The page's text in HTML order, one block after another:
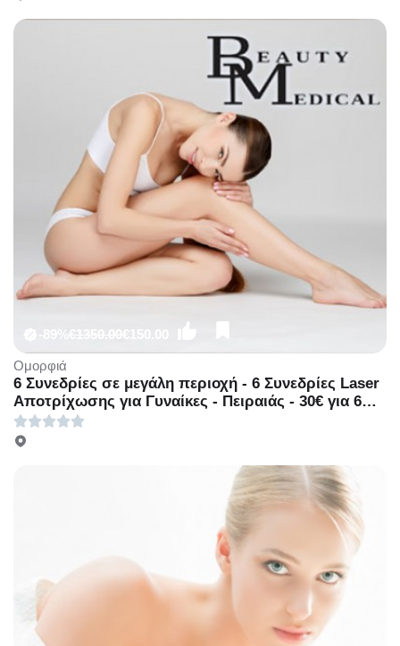
ιατρικής & αισθητικής «BM Medical Beauty» στο
€1350.00
Ομορφιά
6 Συνεδρίες σε μεγάλη περιοχή - 6 Συνεδρίες Laser
Αποτρίχωσης για Γυναίκες - Πειραιάς - 30€ για 6
συνεδρίες Laser Aποτρίχωσης σε μικρή περιοχή ή
70€ για 6 συνεδρίες Aποτρίχωσης σε μεσαία
μεγάλη περιοχή ή 390€ για 6 συνεδρίες
Aποτρίχωσης σε Full body (Έκπτωση 89%) με
laser τελευταίας τεχνολογίας για οριστική
απαλλαγή από την ανεπιθύμητη τριχοφυΐα!
Κατάλληλο για όλους τους τύπους δέρματος, από
το ολοκαίνουριο υπερσύγχρονο κέντρο κοσμητικής
ιατρικής & αισθητικής «BM Medical Beauty» στο
κέντρο του Πειραιά!!!